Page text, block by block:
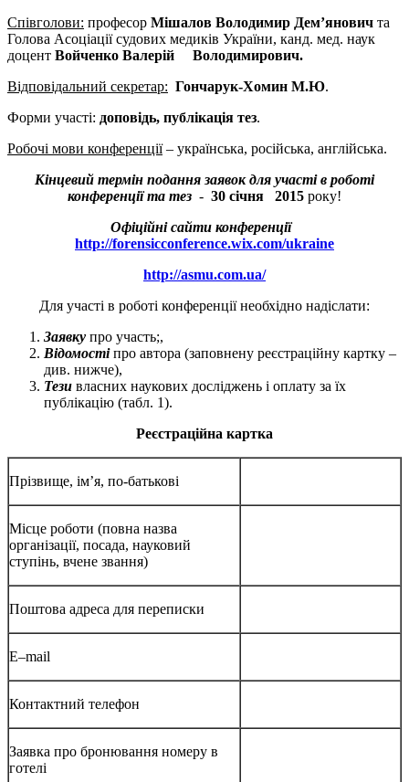
Співголови: професор Мішалов Володимир Дем’янович та
Голова Асоціації судових медиків України, канд. мед. наук
доцент Войченко Валерій Володимирович.
Відповідальний секретар: Гончарук-Хомин М.Ю.
Форми участі: доповідь, публікація тез.
Робочі мови конференції– українська, російська, англійська.
Кінцевий термін подання заявок для участі в роботі
конференції та тез - 30 січня 2015 року!
Офіційні сайти конференції
http://forensicconference.wix.com/ukraine
http://asmu.com.ua/
Для участі в роботі конференції необхідно надіслати:
Заявку про участь;,
Відомостіпро автора (заповнену реєстраційну картку –
див. нижче),
Тези власних наукових досліджень і оплату за їх
публікацію (табл. 1).
Реєстраційна картка
Прізвище, ім’я, по-батькові
Місце роботи (повна назва
організації, посада, науковий
ступінь, вчене звання)
Поштова адреса для переписки
E–mail
Контактний телефон
Заявка про бронювання номеру в
готелі